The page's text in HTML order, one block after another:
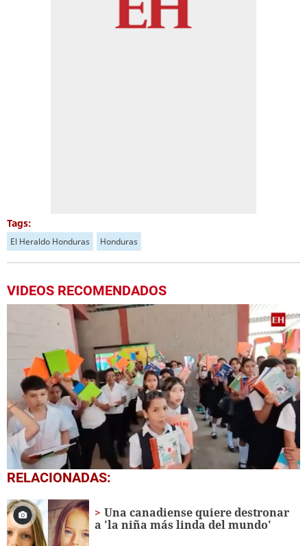
Tags:
El Heraldo Honduras Honduras
VIDEOS RECOMENDADOS
0
seconds
1
minute,
56
seconds
RELACIONADAS:
Una canadiense quiere destronar
a 'la niña más linda del mundo'